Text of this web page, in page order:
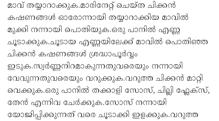
മാവ് തയ്യാറാക്കുക.മാരിനേറ്റ് ചെയ്ത ചിക്കൻ
കഷണങ്ങൾ ഓരോന്നായി തയ്യാറാക്കിയ മാവിൽ
മുക്കി നന്നായി പൊതിയുക.ഒരു പാനിൽ എണ്ണ
ചൂടാക്കുക.ചൂടായ എണ്ണയിലേക്ക് മാവിൽ പൊതിഞ്ഞ
ചിക്കൻ കഷണങ്ങൾ ശ്രദ്ധാപൂർവ്വം
ഇടുക.സ്വർണ്ണനിറമാകുന്നതുവരെയും നന്നായി
വേവുന്നതുവരെയും വറുക്കുക.വറുത്ത ചിക്കൻ മാറ്റി
വെക്കുക.ഒരു പാനിൽ തക്കാളി സോസ്, ചില്ലി ഫ്ലേക്സ്,
തേൻ എന്നിവ ചേർക്കുക.സോസ് നന്നായി
യോജിപ്പിക്കുന്നത് വരെ ചൂടാക്കി ഇളക്കുക.വറുത്ത